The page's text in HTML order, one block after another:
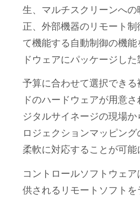
生、マルチスクリーンへ
正、外部機器のリモート制
て機能する自動制御の機
ドウェアにパッケージした
予算に合わせて選択でき
ドのハードウェアが用意
ジタルサイネージの現場
ロジェクションマッピング
柔軟に対応することが可能
コントロールソフトウェ
供されるリモートソフト